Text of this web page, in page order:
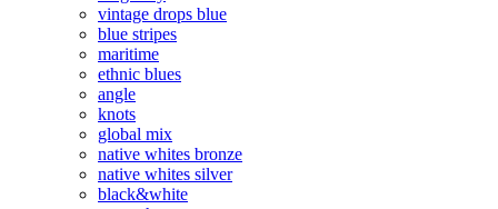
vintage drops blue
blue stripes
maritime
ethnic blues
angle
knots
global mix
native whites bronze
native whites silver
black&white